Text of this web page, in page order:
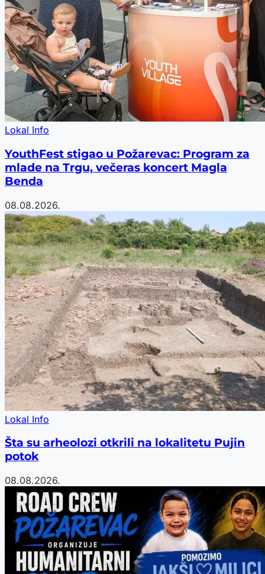
Lokal Info
YouthFest stigao u Požarevac: Program za
mlade na Trgu, večeras koncert Magla
Benda
08.08.2026.
Lokal Info
Šta su arheolozi otkrili na lokalitetu Pujin
potok
08.08.2026.